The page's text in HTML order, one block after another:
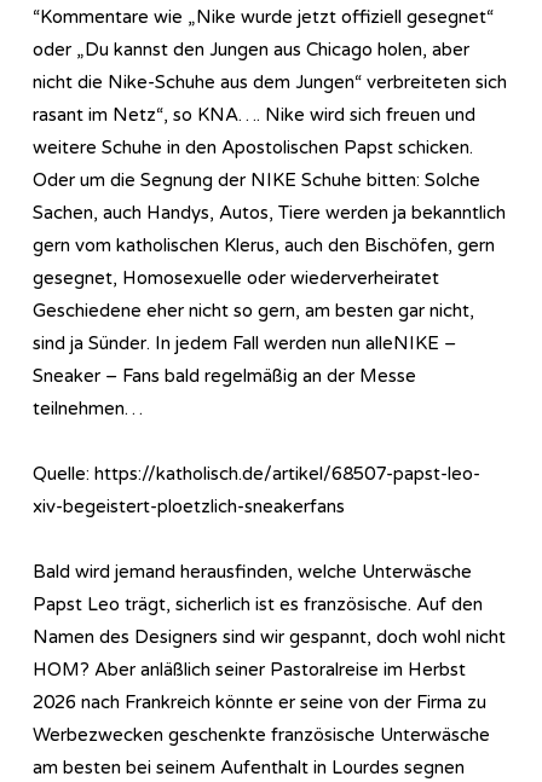
“Kommentare wie „Nike wurde jetzt offiziell gesegnet“
oder „Du kannst den Jungen aus Chicago holen, aber
nicht die Nike-Schuhe aus dem Jungen“ verbreiteten sich
rasant im Netz“, so KNA…. Nike wird sich freuen und
weitere Schuhe in den Apostolischen Papst schicken.
Oder um die Segnung der NIKE Schuhe bitten: Solche
Sachen, auch Handys, Autos, Tiere werden ja bekanntlich
gern vom katholischen Klerus, auch den Bischöfen, gern
gesegnet, Homosexuelle oder wiederverheiratet
Geschiedene eher nicht so gern, am besten gar nicht,
sind ja Sünder. In jedem Fall werden nun alleNIKE –
Sneaker – Fans bald regelmäßig an der Messe
teilnehmen…
Quelle: https://katholisch.de/artikel/68507-papst-leo-
xiv-begeistert-ploetzlich-sneakerfans
Bald wird jemand herausfinden, welche Unterwäsche
Papst Leo trägt, sicherlich ist es französische. Auf den
Namen des Designers sind wir gespannt, doch wohl nicht
HOM? Aber anläßlich seiner Pastoralreise im Herbst
2026 nach Frankreich könnte er seine von der Firma zu
Werbezwecken geschenkte französische Unterwäsche
am besten bei seinem Aufenthalt in Lourdes segnen